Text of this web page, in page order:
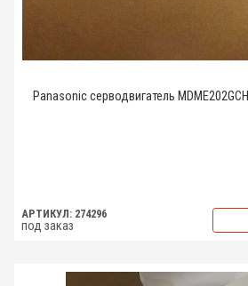
Panasonic серводвигатель MDME202GCH
АРТИКУЛ: 274296
под заказ